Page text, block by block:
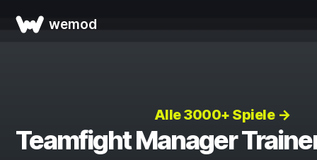
wemod
Alle 3000+ Spiele →
Teamfight Manager